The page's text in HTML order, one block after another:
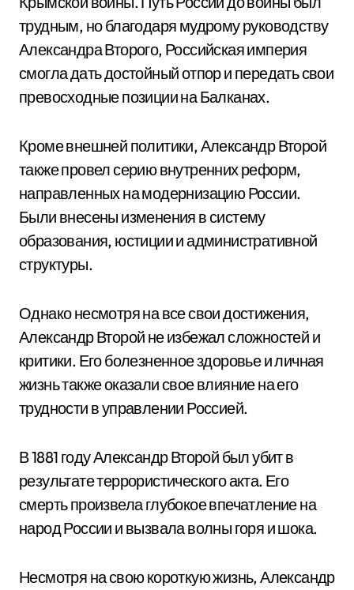
трудным, но благодаря мудрому руководству
Александра Второго, Российская империя
смогла дать достойный отпор и передать свои
превосходные позиции на Балканах.
Кроме внешней политики, Александр Второй
также провел серию внутренних реформ,
направленных на модернизацию России.
Были внесены изменения в систему
образования, юстиции и административной
структуры.
Однако несмотря на все свои достижения,
Александр Второй не избежал сложностей и
критики. Его болезненное здоровье и личная
жизнь также оказали свое влияние на его
трудности в управлении Россией.
В 1881 году Александр Второй был убит в
результате террористического акта. Его
смерть произвела глубокое впечатление на
народ России и вызвала волны горя и шока.
Несмотря на свою короткую жизнь, Александр